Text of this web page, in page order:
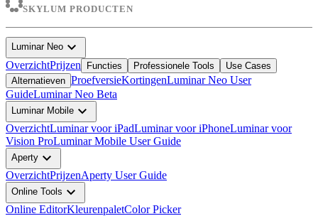
SKYLUM PRODUCTEN
Luminar Neo expand_more
OverzichtPrijzen Functies Professionele Tools
Use Cases
Alternatieven ProefversieKortingenLuminar Neo User
GuideLuminar Neo Beta
Luminar Mobile expand_more
OverzichtLuminar voor iPadLuminar voor iPhoneLuminar voor
Vision ProLuminar Mobile User Guide
Aperty expand_more
OverzichtPrijzenAperty User Guide
Online Tools expand_more
Online EditorKleurenpaletColor Picker